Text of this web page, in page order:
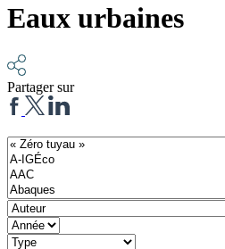
Eaux urbaines
Partager sur